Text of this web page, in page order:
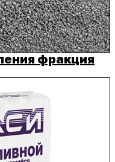
фракция